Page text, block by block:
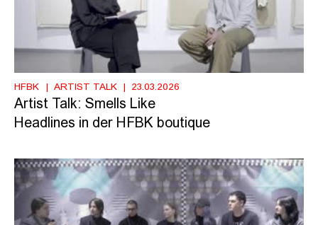
HFBK ARTIST TALK 23.03.2026
Artist Talk: Smells Like
Headlines in der HFBK boutique